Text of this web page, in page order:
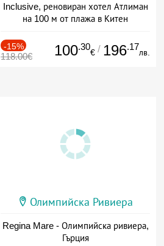
Inclusive, реновиран хотел Атлиман
на 100 м от плажа в Китен
-15%
118.00€ 100.30
€ / 196.17
лв.
Олимпийска Ривиера
Regina Mare - Олимпийска ривиера,
Гърция